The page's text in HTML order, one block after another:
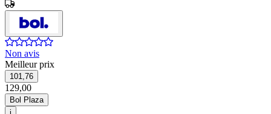
Non avis
Meilleur prix
101,76
129,00
Bol Plaza